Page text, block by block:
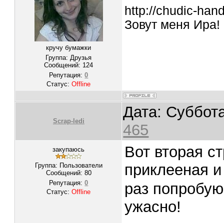
кручу бумажки
Группа: Друзья
Сообщений: 124
Репутация:0
Статус:Offline
http://chudic-
Зовут меня
Scrap-ledi
Дата:
465
закупаюсь
Группа: Пользователи
Сообщений: 80
Репутация:0
Статус:Offline
Вот вторая
приклееная
раз
ужасно!